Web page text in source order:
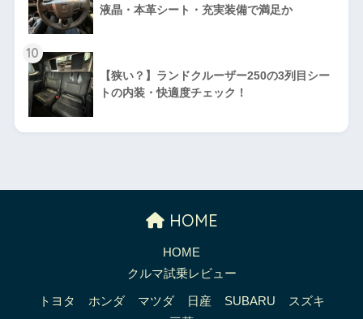
液晶・本革シート・充実装備で満足か
10
【狭い？】ランドクルーザー250の3列目シー
トの内装・快適度チェック！
HOME
HOME
クルマ試乗レビュー
トヨタ ホンダ マツダ 日産 SUBARU
スズキ